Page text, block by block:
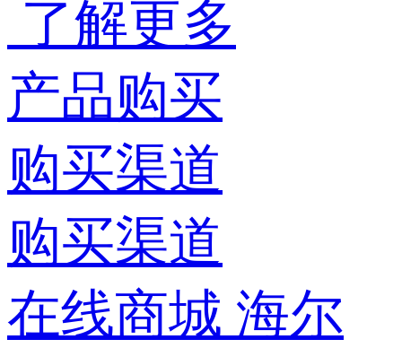
了解更多
产品购买
购买渠道
购买渠道
在线商城 海尔